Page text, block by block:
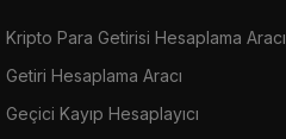
Kripto Para Getirisi Hesaplama Aracı
Getiri Hesaplama Aracı
Geçici Kayıp Hesaplayıcı